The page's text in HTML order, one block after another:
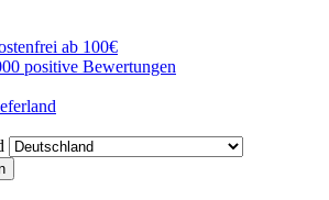
ab 100€
positive Bewertungen